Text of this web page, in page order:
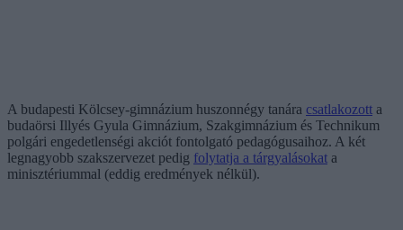
A budapesti Kölcsey-gimnázium huszonnégy tanára csatlakozott a
budaörsi Illyés Gyula Gimnázium, Szakgimnázium és Technikum
polgári engedetlenségi akciót fontolgató pedagógusaihoz. A két
legnagyobb szakszervezet pedig folytatja a tárgyalásokat a
minisztériummal (eddig eredmények nélkül).